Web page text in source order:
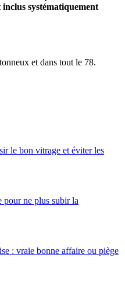
systématiquement
et dans tout le 78.
le bon vitrage et éviter les
pour ne plus subir la
: vraie bonne affaire ou piège